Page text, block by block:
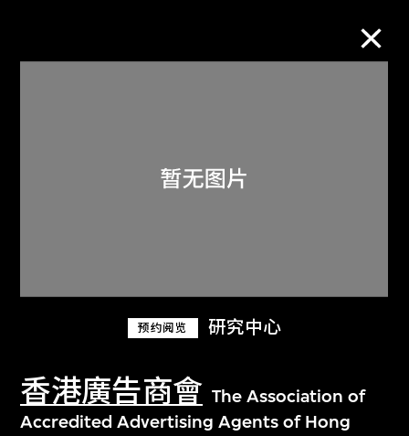
预约阅览 研究中心
香港廣告商會 The Association of
Accredited Advertising Agents of Hong
关于M+藏品
探索世界顶级的二十及二十一世纪视觉
文化藏品。